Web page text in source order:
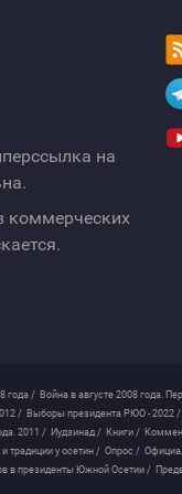
на
коммерческих
года / Война в августе 2008 года.
/ Выборы президента РЮО - 2022 /
2011 / Иудзинад / Книги /
традиции у осетин / Опрос /
в президенты Южной Осетии /